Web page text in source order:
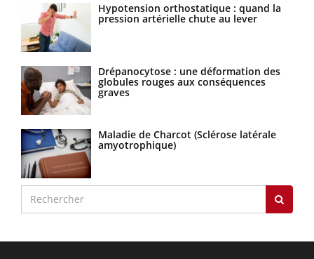
Hypotension orthostatique : quand la
pression artérielle chute au lever
Drépanocytose : une déformation des
globules rouges aux conséquences
graves
Maladie de Charcot (Sclérose latérale
amyotrophique)